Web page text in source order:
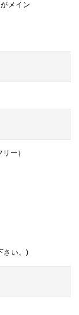
メイン
ー）
さい。)